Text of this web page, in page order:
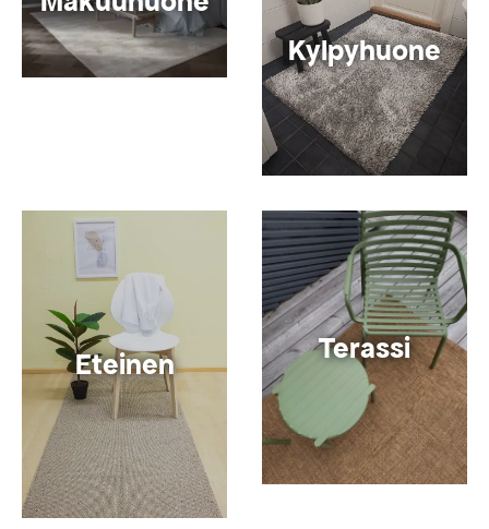
Kylpyhuone
Eteinen Terassi